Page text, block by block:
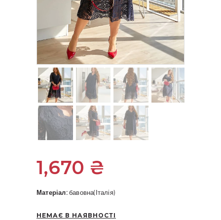
1,670 ₴
Матеріал:бавовна(Італія)
НЕМАЄ В НАЯВНОСТІ